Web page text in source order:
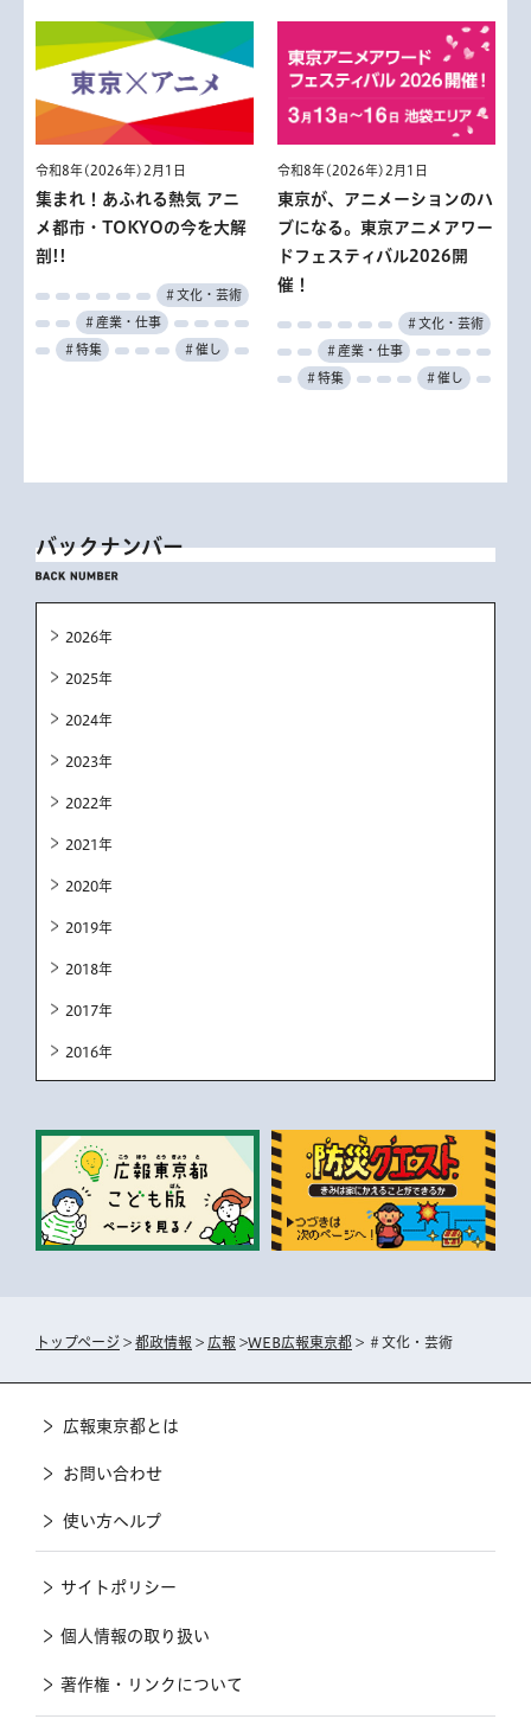
令和8年(2026年)2月1日
集まれ！あふれる熱気 アニ
メ都市・TOKYOの今を大解
剖!!
＃文化・芸術
＃産業・仕事
＃特集 ＃催し
令和8年(2026年)2月1日
東京が、アニメーションのハ
ブになる。東京アニメアワー
ドフェスティバル2026開
催！
＃文化・芸術
＃産業・仕事
＃特集 ＃催し
バックナンバー
2026年
2025年
2024年
2023年
2022年
2021年
2020年
2019年
2018年
2017年
2016年
トップページ > 都政情報 > 広報 >WEB広報東京都 > ＃文化・芸術
広報東京都とは
お問い合わせ
使い方ヘルプ
サイトポリシー
個人情報の取り扱い
著作権・リンクについて